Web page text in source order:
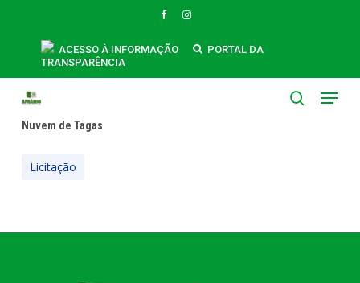
FACEBOOKINSTAGRAM
ACESSO À INFORMAÇÃO
PORTAL DA
TRANSPARÊNCIA
Menu
Nuvem de Tagas
Licitação